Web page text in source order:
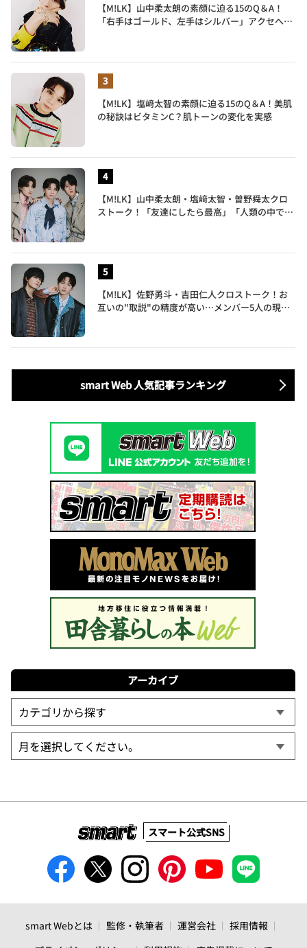
【M!LK】山中柔太朗の素顔に迫る15のQ＆A！
「右手はゴールド、左手はシルバー」アクセへの
【M!LK】塩﨑太智の素顔に迫る15のQ＆A！美肌
の秘訣はビタミンC？肌トーンの変化を実感
【M!LK】山中柔太朗・塩﨑太智・曽野舜太クロ
ストーク！「友達にしたら最高」「人類の中で桁
【M!LK】佐野勇斗・吉田仁人クロストーク！お
互いの"取説"の精度が高い…メンバー5人の現在
smart Web 人気記事ランキング
アーカイブ
スマート公式SNS
smart Webとは 監修・執筆者 運営会社
採用情報